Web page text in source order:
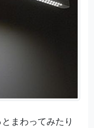
まわってみたり